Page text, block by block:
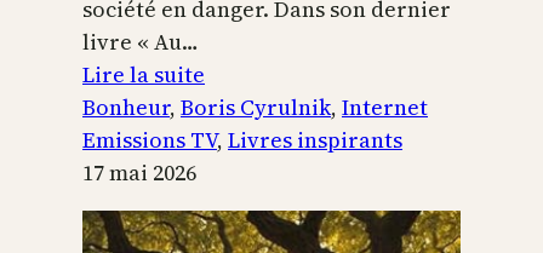
société en danger. Dans son dernier
livre « Au…
Lire la suite
Boris
Cyrulnik,
petits
bonheurs
Bonheur, Boris Cyrulnik, Internet
Emissions TV, Livres inspirants
17 mai 2026